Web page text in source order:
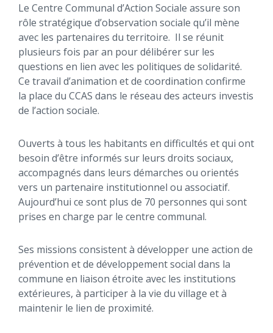
Le Centre Communal d’Action Sociale assure son
rôle stratégique d’observation sociale qu’il mène
avec les partenaires du territoire. Il se réunit
plusieurs fois par an pour délibérer sur les
questions en lien avec les politiques de solidarité.
Ce travail d’animation et de coordination confirme
la place du CCAS dans le réseau des acteurs investis
de l’action sociale.
Ouverts à tous les habitants en difficultés et qui ont
besoin d’être informés sur leurs droits sociaux,
accompagnés dans leurs démarches ou orientés
vers un partenaire institutionnel ou associatif.
Aujourd’hui ce sont plus de 70 personnes qui sont
prises en charge par le centre communal.
Ses missions consistent à développer une action de
prévention et de développement social dans la
commune en liaison étroite avec les institutions
extérieures, à participer à la vie du village et à
maintenir le lien de proximité.